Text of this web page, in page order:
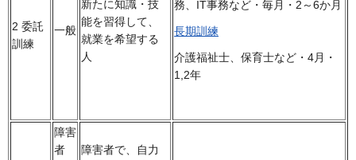
2 委託
訓練
一般
新たに知識・技
能を習得して、
就業を希望する
人
務、IT事務など・毎月・2～6か月
長期訓練
介護福祉士、保育士など・4月・
1,2年
障害
者
障害者で、自力